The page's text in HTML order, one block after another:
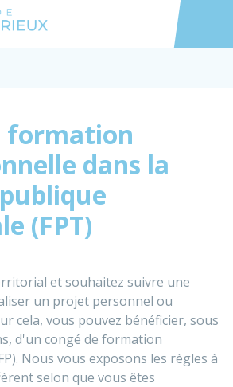
Accéder
formation
dans la
(FPT)
et souhaitez suivre une
un projet personnel ou
cela, vous pouvez bénéficier, sous
d'un congé de formation
Nous vous exposons les règles à
selon que vous êtes